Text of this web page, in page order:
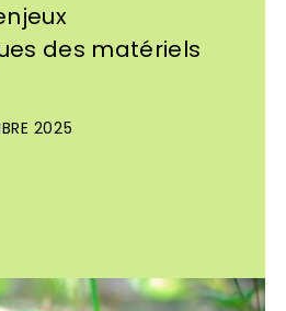
des matériels
2025